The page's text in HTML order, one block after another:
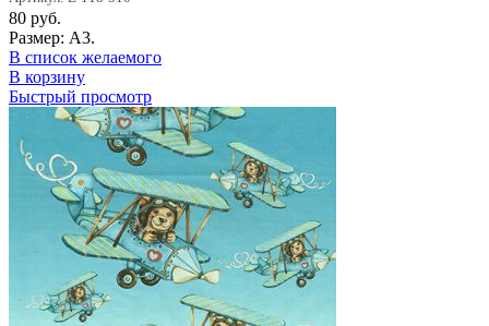
80 руб.
Размер: А3.
В список желаемого
В корзину
Быстрый просмотр